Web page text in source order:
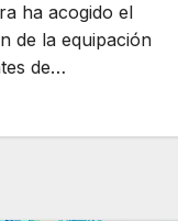
ha acogido el
de la equipación
de…